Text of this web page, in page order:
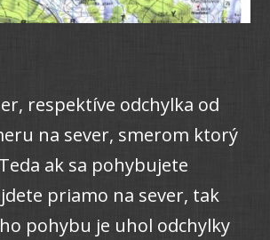
respektíve odchylka od
na sever, smerom ktorý
ak sa pohybujete
priamo na sever, tak
pohybu je uhol odchylky